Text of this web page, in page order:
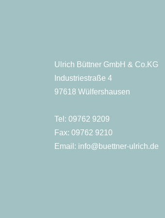
Ulrich Büttner GmbH & Co.KG
Industriestraße 4
97618 Wülfershausen
Tel: 09762 9209
Fax: 09762 9210
Email: info@buettner-ulrich.de